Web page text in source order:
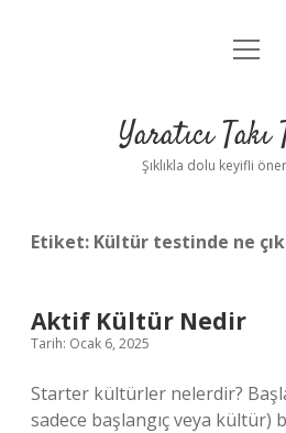
Anasayfa
Yasal
menüyü
Yaratıcı Takı
Şıklıkla dolu keyifli
Etiket: Kültür testinde ne
Aktif Kültür Nedir
Tarih: Ocak 6, 2025
Starter kültürler nelerdir?
sadece başlangıç ​​veya kültür)